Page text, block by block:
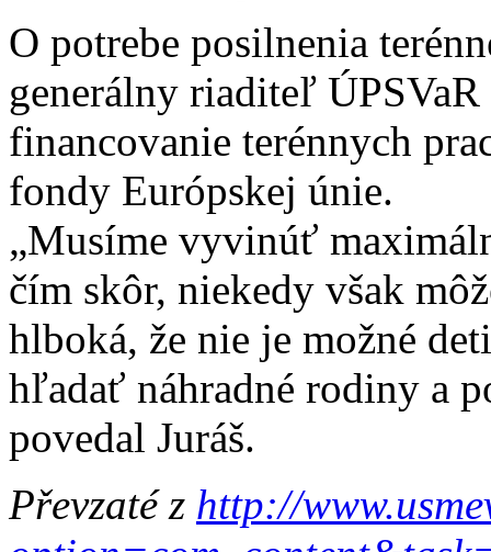
O potrebe posilnenia
generálny riaditeľ
financovanie terénnych
fondy Európskej únie.
„Musíme vyvinúť
čím skôr, niekedy však
hlboká, že nie je možné
hľadať náhradné rodiny a
povedal Juráš.
Převzaté z http://